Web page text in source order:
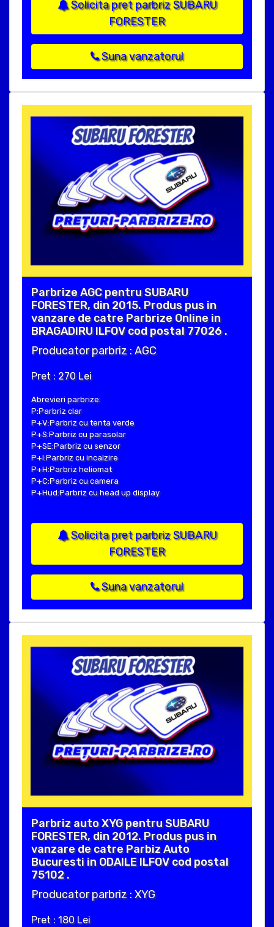
Solicita pret parbriz SUBARU
FORESTER
Suna vanzatorul
Parbrize AGC pentru SUBARU
FORESTER, din 2015. Produs pus in
vanzare de catre Parbrize Online in
BRAGADIRU ILFOV cod postal 77026 .
Producator parbriz : AGC
Pret : 270 Lei
Abrevieri parbrize:
P:Parbriz clar
P+V:Parbriz cu tenta verde
P+S:Parbriz cu parasolar
P+SE:Parbriz cu senzor
P+I:Parbriz cu incalzire
P+H:Parbriz heliomat
P+C:Parbriz cu camera
P+Hud:Parbriz cu head up display
Solicita pret parbriz SUBARU
FORESTER
Suna vanzatorul
Parbriz auto XYG pentru SUBARU
FORESTER, din 2012. Produs pus in
vanzare de catre Parbiz Auto
Bucuresti in ODAILE ILFOV cod postal
75102 .
Producator parbriz : XYG
Pret : 180 Lei